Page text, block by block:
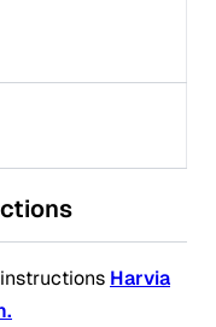
Harvia